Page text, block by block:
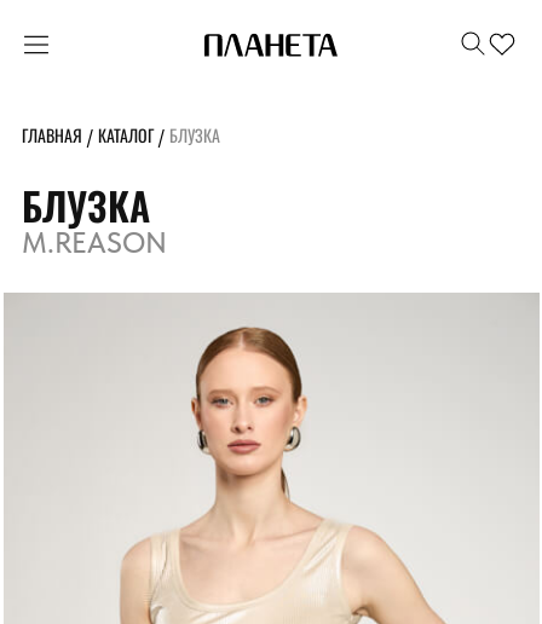
ГЛАВНАЯ / КАТАЛОГ/ БЛУЗКА
БЛУЗКА
M.REASON